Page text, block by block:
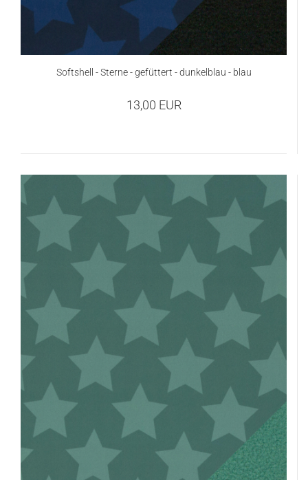
Softshell - Sterne - gefüttert - dunkelblau - blau
13,00 EUR